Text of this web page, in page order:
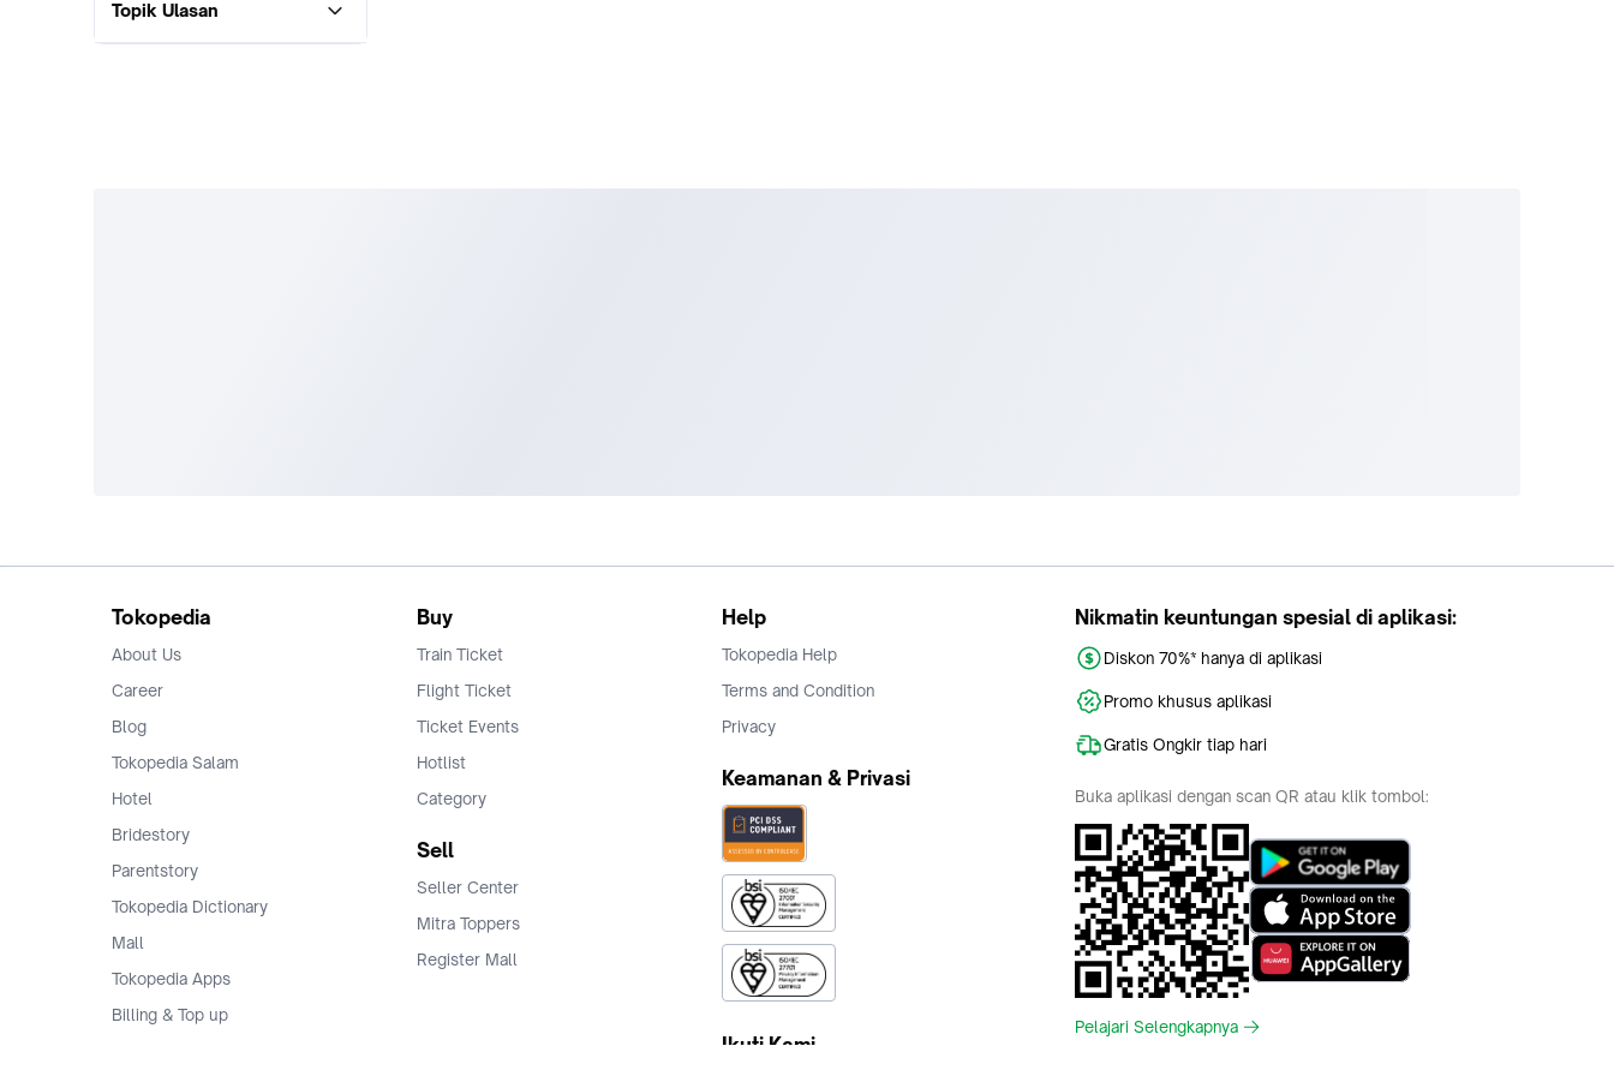
Topik Ulasan
Tokopedia
About Us
Career
Blog
Tokopedia Salam
Hotel
Bridestory
Parentstory
Tokopedia Dictionary
Mall
Tokopedia Apps
Billing & Top up
Buy
Train Ticket
Flight Ticket
Ticket Events
Hotlist
Category
Sell
Seller Center
Mitra Toppers
Register Mall
Help
Tokopedia Help
Terms and Condition
Privacy
Keamanan & Privasi
Ikuti Kami
Nikmatin keuntungan spesial di aplikasi:
Diskon 70%* hanya di aplikasi
Promo khusus aplikasi
Gratis Ongkir tiap hari
Buka aplikasi dengan scan QR atau klik tombol:
Pelajari Selengkapnya